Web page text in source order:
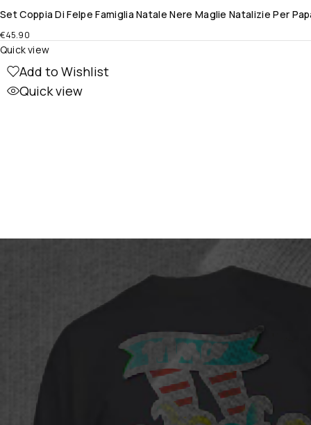
Set Coppia Di Felpe Famiglia Natale Nere Maglie Natalizie Per
€45.90
Add to Wishlist
Quick view
Quick view